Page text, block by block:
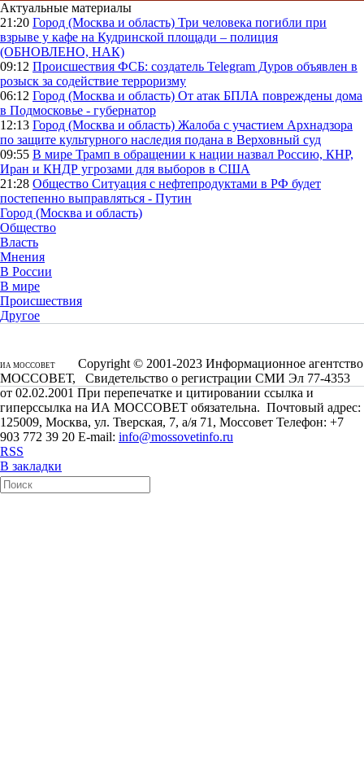
Актуальные материалы
21:20 Город (Москва и область) Три человека погибли при
взрыве у кафе на Кудринской площади – полиция
(ОБНОВЛЕНО, НАК)
09:12 Происшествия ФСБ: создатель Telegram Дуров объявлен в
розыск за содействие терроризму
06:12 Город (Москва и область) От атак БПЛА повреждены дома
в Подмосковье - губернатор
12:13 Город (Москва и область) Жалоба с участием Архнадзора
по защите культурного наследия подана в Верховный суд
09:55 В мире Трамп в обращении к нации назвал Россию, КНР,
Иран и КНДР угрозами для выборов в США
21:28 Общество Ситуация с нефтепродуктами в РФ будет
постепенно выправляться - Путин
Город (Москва и область)
Общество
Власть
Мнения
В России
В мире
Происшествия
Другое
ИА МОССОВЕТ
Copyright © 2001-2023 Информационное агентство
МОССОВЕТ, Свидетельство о регистрации СМИ Эл 77-4353
от 02.02.2001 При перепечатке и цитировании ссылка и
гиперссылка на ИА МОССОВЕТ обязательна. Почтовый адрес:
125009, Москва, ул. Тверская, 7, а/я 71, Моссовет Телефон: +7
903 772 39 20 E-mail: info@mossovetinfo.ru
RSS
В закладки